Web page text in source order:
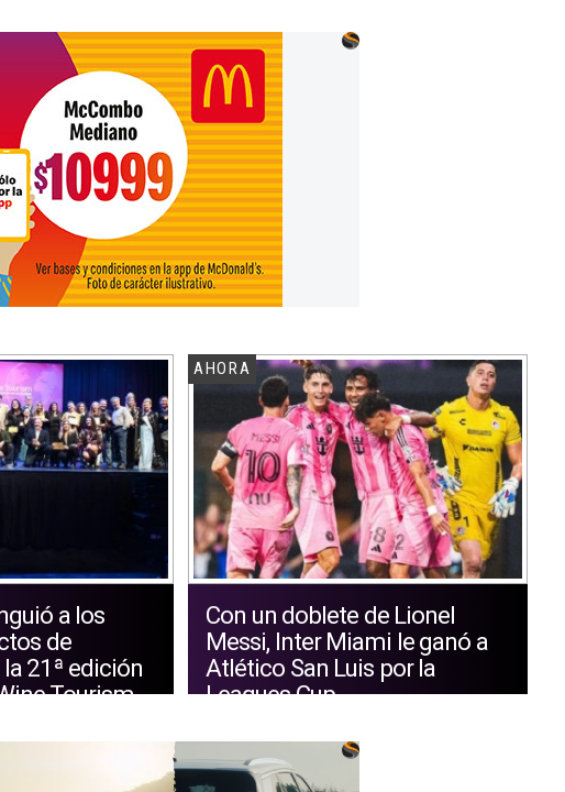
AHORA
Con un doblete de Lionel
Messi, Inter Miami le ganó a
Atlético San Luis por la
Leagues Cup
a los
de
21ª edición
Tourism